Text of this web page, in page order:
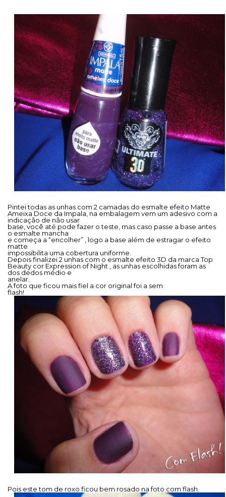
Pintei todas as unhas com 2 camadas do esmalte efeito Matte
Ameixa Doce da Impala, na embalagem vem um adesivo com a
indicação de não usar
base, você até pode fazer o teste, mas caso passe a base antes
o esmalte mancha
e começa a “encolher” , logo a base além de estragar o efeito
matte
impossibilita uma cobertura uniforme.
Depois finalizei 2 unhas com o esmalte efeito 3D da marca Top
Beauty cor Expression of Night , as unhas escolhidas foram as
dos dedos médio e
anelar.
A foto que ficou mais fiel a cor original foi a sem
flash!
Pois este tom de roxo ficou bem rosado na foto com flash.